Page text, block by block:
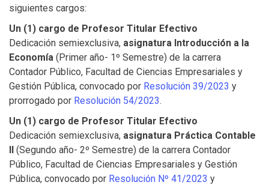
siguientes cargos:
Un (1) cargo de Profesor Titular Efectivo
Dedicación semiexclusiva, asignatura Introducción a la
Economía (Primer año- 1º Semestre) de la carrera
Contador Público, Facultad de Ciencias Empresariales y
Gestión Pública, convocado por Resolución 39/2023 y
prorrogado por Resolución 54/2023.
Un (1) cargo de Profesor Titular Efectivo
Dedicación semiexclusiva, asignatura Práctica Contable
II (Segundo año- 2º Semestre) de la carrera Contador
Público, Facultad de Ciencias Empresariales y Gestión
Pública, convocado por Resolución Nº 41/2023 y